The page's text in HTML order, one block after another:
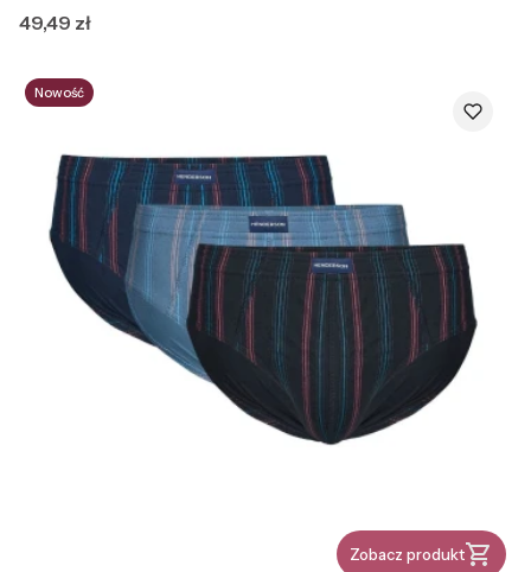
Cena
49,49 zł
Nowość
Zobacz produkt